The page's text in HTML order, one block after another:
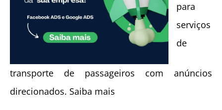
para
serviços
de
transporte de passageiros com anúncios
direcionados. Saiba mais